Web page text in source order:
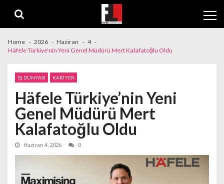
navigation
content
Home 2026 Haziran
4
Häfele Türkiye’nin Yeni Genel Müdürü Mert Kalafatoğlu Oldu
İŞ DÜNYASI KARİYER
Häfele Türkiye’nin Yeni
Genel Müdürü Mert
Kalafatoğlu Oldu
Haziran 4, 2026 0